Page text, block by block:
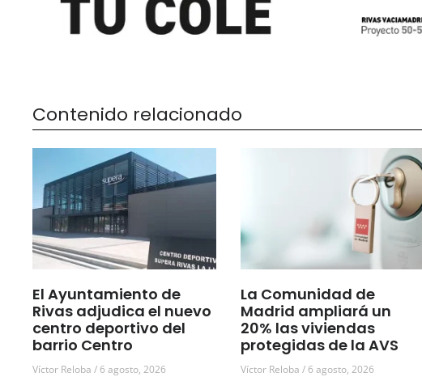
Contenido relacionado
El Ayuntamiento de
Rivas adjudica el nuevo
centro deportivo del
barrio Centro
Víctor Reloba 6 agosto, 2026
La Comunidad de
Madrid ampliará un
20% las viviendas
protegidas de la AVS
Víctor Reloba 6 agosto, 2026